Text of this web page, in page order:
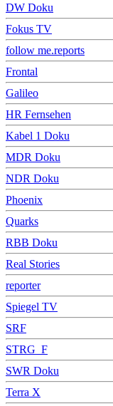
DW Doku
Fokus TV
follow me.reports
Frontal
Galileo
HR Fernsehen
Kabel 1 Doku
MDR Doku
NDR Doku
Phoenix
Quarks
RBB Doku
Real Stories
reporter
Spiegel TV
SRF
STRG_F
SWR Doku
Terra X